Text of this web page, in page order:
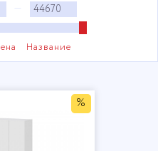
—
Название
%